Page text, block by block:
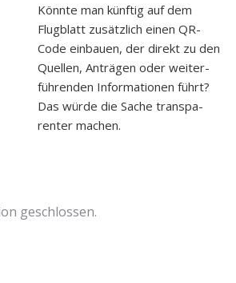
Könn­te man künf­tig auf dem
Flug­blatt zusätz­lich einen QR-
Code ein­bau­en, der direkt zu den
Quel­len, Anträ­gen oder wei­ter­
füh­ren­den Infor­ma­tio­nen führt?
Das wür­de die Sache trans­pa­
ren­ter machen.
geschlossen.